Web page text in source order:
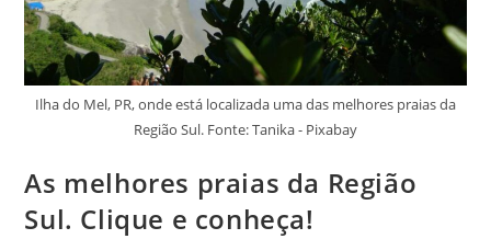
Ilha do Mel, PR, onde está localizada uma das melhores praias da
Região Sul. Fonte: Tanika - Pixabay
As melhores praias da Região
Sul. Clique e conheça!